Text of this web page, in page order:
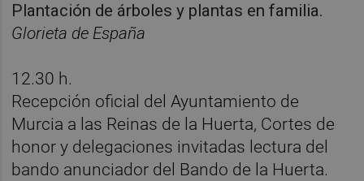
Plantación de árboles y plantas en familia.
Glorieta de España
12.30 h.
Recepción oficial del Ayuntamiento de
Murcia a las Reinas de la Huerta, Cortes de
honor y delegaciones invitadas lectura del
bando anunciador del Bando de la Huerta.